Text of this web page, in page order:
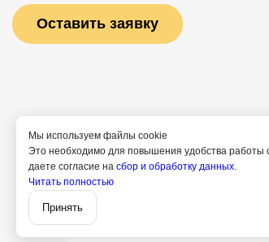
Мы используем файлы cookie
Это необходимо для повышения удобства работы
даете согласие на сбор и обработку данных.
Читать полностью
Принять